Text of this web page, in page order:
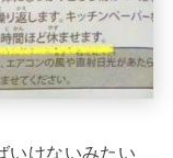
いけないみたい